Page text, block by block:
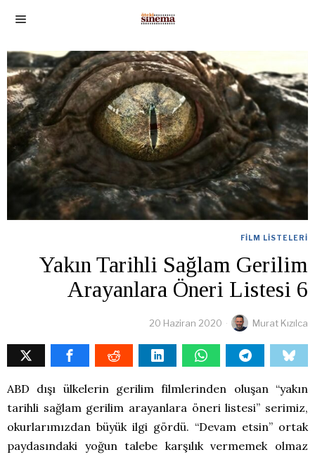
FILM LISTELERI
Yakın Tarihli Sağlam Gerilim
Arayanlara Öneri Listesi 6
20 Haziran 2020 Murat Kızılca
ABD dışı ülkelerin gerilim filmlerinden oluşan “yakın
tarihli sağlam gerilim arayanlara öneri listesi” serimiz,
okurlarımızdan büyük ilgi gördü. “Devam etsin” ortak
paydasındaki yoğun talebe karşılık vermemek olmaz